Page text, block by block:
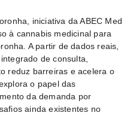
iniciativa da ABEC Med
à cannabis medicinal para
A partir de dados reais,
de consulta,
reduz barreiras e acelera o
o papel das
da demanda por
ainda existentes no